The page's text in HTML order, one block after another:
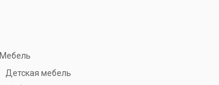
Мебель
Детская мебель